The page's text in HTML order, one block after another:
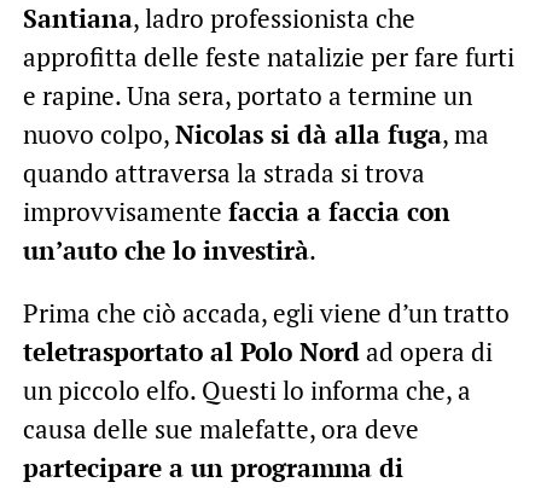
Santiana, ladro professionista che
approfitta delle feste natalizie per fare furti
e rapine. Una sera, portato a termine un
nuovo colpo,Nicolas si dà alla fuga, ma
quando attraversa la strada si trova
improvvisamente faccia a faccia con
un’auto che lo investirà.
Prima che ciò accada, egli viene d’un tratto
teletrasportato al Polo Nordad opera di
un piccolo elfo. Questi lo informa che, a
causa delle sue malefatte, ora deve
partecipare a un programma di